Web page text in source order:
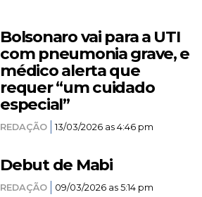
Bolsonaro vai para a UTI
com pneumonia grave, e
médico alerta que
requer “um cuidado
especial”
REDAÇÃO 13/03/2026 as 4:46 pm
Debut de Mabi
REDAÇÃO 09/03/2026 as 5:14 pm